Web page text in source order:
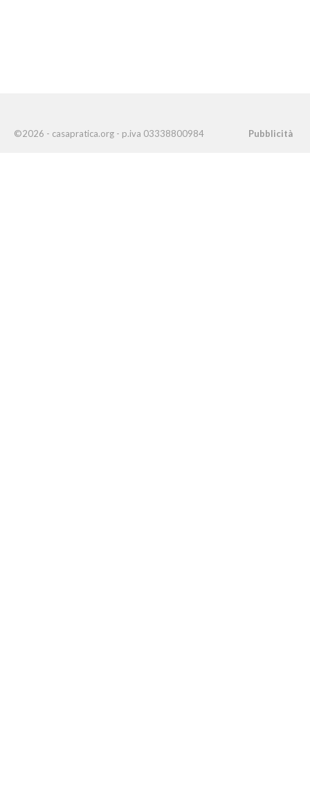
©2026 - casapratica.org - p.iva 03338800984 Pubblicità